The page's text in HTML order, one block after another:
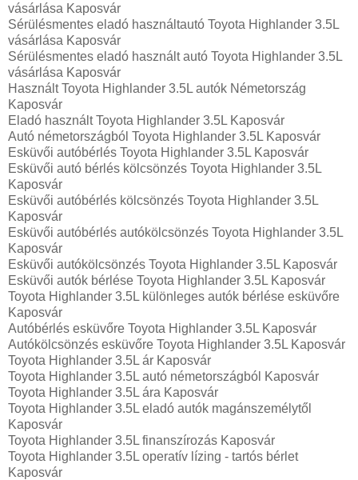
vásárlása Kaposvár
Sérülésmentes eladó használtautó Toyota Highlander 3.5L
vásárlása Kaposvár
Sérülésmentes eladó használt autó Toyota Highlander 3.5L
vásárlása Kaposvár
Használt Toyota Highlander 3.5L autók Németország
Kaposvár
Eladó használt Toyota Highlander 3.5L Kaposvár
Autó németországból Toyota Highlander 3.5L Kaposvár
Esküvői autóbérlés Toyota Highlander 3.5L Kaposvár
Esküvői autó bérlés kölcsönzés Toyota Highlander 3.5L
Kaposvár
Esküvői autóbérlés kölcsönzés Toyota Highlander 3.5L
Kaposvár
Esküvői autóbérlés autókölcsönzés Toyota Highlander 3.5L
Kaposvár
Esküvői autókölcsönzés Toyota Highlander 3.5L Kaposvár
Esküvői autók bérlése Toyota Highlander 3.5L Kaposvár
Toyota Highlander 3.5L különleges autók bérlése esküvőre
Kaposvár
Autóbérlés esküvőre Toyota Highlander 3.5L Kaposvár
Autókölcsönzés esküvőre Toyota Highlander 3.5L Kaposvár
Toyota Highlander 3.5L ár Kaposvár
Toyota Highlander 3.5L autó németországból Kaposvár
Toyota Highlander 3.5L ára Kaposvár
Toyota Highlander 3.5L eladó autók magánszemélytől
Kaposvár
Toyota Highlander 3.5L finanszírozás Kaposvár
Toyota Highlander 3.5L operatív lízing - tartós bérlet
Kaposvár